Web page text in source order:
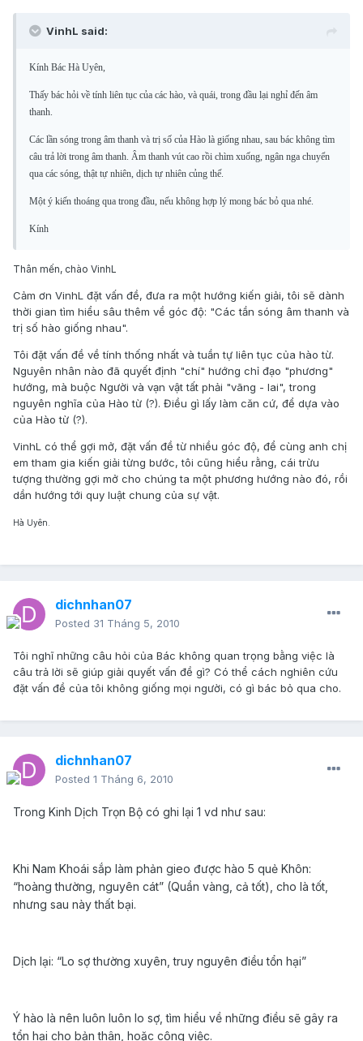
VinhL said:
Kính Bác Hà Uyên,
Thấy bác hỏi về tính liên tục của các hào, và quái, trong đầu lại nghỉ đến âm
thanh.
Các lần sóng trong âm thanh và trị số của Hào là giống nhau, sau bác không tìm
câu trả lời trong âm thanh. Âm thanh vút cao rồi chìm xuống, ngân nga chuyển
qua các sóng, thật tự nhiên, dịch tự nhiên củng thế.
Một ý kiến thoáng qua trong đầu, nếu không hợp lý mong bác bỏ qua nhé.
Kính
Thân mến, chào VinhL
Cảm ơn VinhL đặt vấn đề, đưa ra một hướng kiến giải, tôi sẽ dành
thời gian tìm hiểu sâu thêm về góc độ: "Các tần sóng âm thanh và
trị số hào giống nhau".
Tôi đặt vấn đề về tính thống nhất và tuần tự liên tục của hào từ.
Nguyên nhân nào đã quyết định "chí" hướng chỉ đạo "phương"
hướng, mà buộc Người và vạn vật tất phải "vãng - lai", trong
nguyên nghĩa của Hào từ (?). Điều gì lấy làm căn cứ, để dựa vào
của Hào từ (?).
VinhL có thể gợi mở, đặt vấn đề từ nhiều góc độ, để cùng anh chị
em tham gia kiến giải từng bước, tôi cũng hiểu rằng, cái trừu
tượng thường gợi mở cho chúng ta một phương hướng nào đó, rồi
dần hướng tới quy luật chung của sự vật.
Hà Uyên.
dichnhan07
Posted 31 Tháng 5, 2010
Tôi nghĩ những câu hỏi của Bác không quan trọng bằng việc là
câu trả lời sẽ giúp giải quyết vấn đề gì? Có thể cách nghiên cứu
đặt vấn đề của tôi không giống mọi người, có gì bác bỏ qua cho.
dichnhan07
Posted 1 Tháng 6, 2010
Trong Kinh Dịch Trọn Bộ có ghi lại 1 vd như sau:
Khi Nam Khoái sắp làm phản gieo được hào 5 quẻ Khôn:
“hoàng thường, nguyên cát” (Quần vàng, cả tốt), cho là tốt,
nhưng sau này thất bại.
Dịch lại: “Lo sợ thường xuyên, truy nguyên điều tổn hại”
Ý hào là nên luôn luôn lo sợ, tìm hiểu về những điều sẽ gây ra
tổn hại cho bản thân, hoặc công việc.